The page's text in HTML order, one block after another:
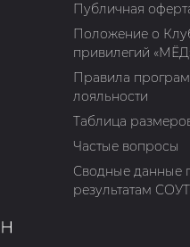
Публичная
Положение о
привилегий
Правила
лояльности
Таблица
Частые вопросы
Сводные данные
результатам СОУТ